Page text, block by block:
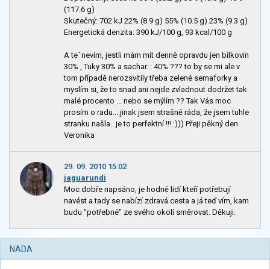
(117.6 g)
Skutečný: 702 kJ 22% (8.9 g) 55% (10.5 g) 23% (9.3 g)
Energetická denzita: 390 kJ/100 g, 93 kcal/100 g
A teˇnevím, jestli mám mít denně opravdu jen bílkovin
30% , Tuky 30% a sachar. : 40% ??? to by se mi ale v
tom případě nerozsvítily třeba zelené semaforky a
myslím si, že to snad ani nejde zvladnout dodržet tak
malé procento ... nebo se mýlím ?? Tak Vás moc
prosím o radu....jinak jsem strašně ráda, že jsem tuhle
stranku našla...je to perfektní !!! :))) Přeji pěkný den
Veronika
29. 09. 2010 15:02
jaguarundi
Moc dobře napsáno, je hodně lidí kteří potřebují
navést a tady se nabízí zdravá cesta a já teď vím, kam
budu "potřebné" ze svého okolí směrovat. Děkuji.
NADA